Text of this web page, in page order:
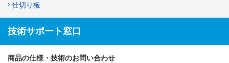
仕切り板
技術サポート窓口
商品の仕様・技術のお問い合わせ